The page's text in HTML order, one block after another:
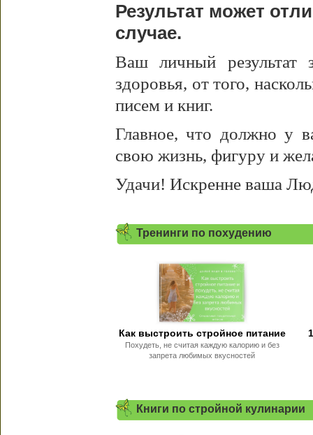
Результат может
случае.
Ваш личный результат
здоровья, от того,
писем и книг.
Главное, что должно у
свою жизнь, фигуру и
Удачи! Искренне ваша
Тренинги по похудению
Как выстроить стройное питание
Похудеть, не считая каждую калорию и без
запрета любимых вкусностей
Книги по стройной кулинарии